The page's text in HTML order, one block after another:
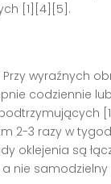
[1][4][5].
wyraźnych
codziennie
2-3 razy w
oklejenia są
nie